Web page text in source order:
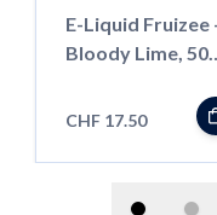
E-Liquid Fruizee
Bloody Lime,
CHF 17.50